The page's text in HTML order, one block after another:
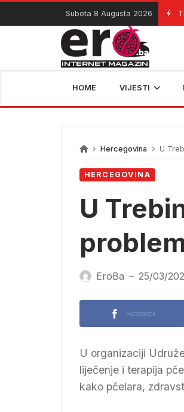
Skip
content
Subota 8 Augusta 2026 07/
HOME VIJESTI
Hercegovina U
HERCEGOVINA
U
EroBa — 25/03/
Facebook
U organizaciji
liječenje i terapija
kako pčelara,